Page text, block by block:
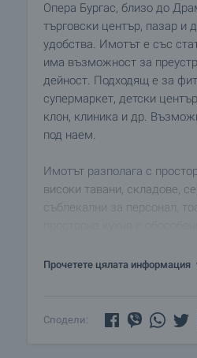
Опера Бургас, близо до
търговски център, пазар и
удобства. Имотът е със
има възможност за
дейност. Подходящ е за
супермаркет, детски
клон, клиника и др.
под наем.
Имотът разполага с
високи тавани, складове,
съблекални за персонал,
кът. Има два входа за
Освен за ресторант и
Прочетете цялата информация
Сподели: